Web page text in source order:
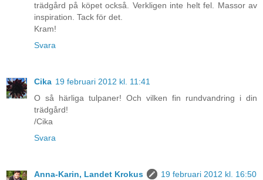
trädgård på köpet också. Verkligen inte helt fel. Massor av
inspiration. Tack för det.
Kram!
Svara
Cika 19 februari 2012 kl. 11:41
O så härliga tulpaner! Och vilken fin rundvandring i din
trädgård!
/Cika
Svara
Anna-Karin, Landet Krokus
19 februari 2012 kl. 16:50